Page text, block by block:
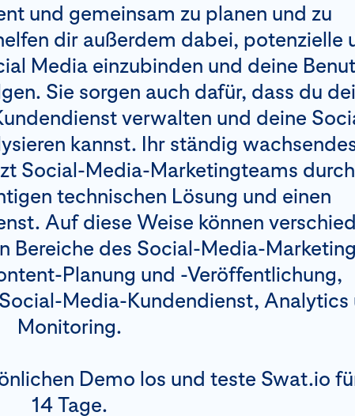
und gemeinsam zu planen und zu
dir außerdem dabei, potenzielle
Media einzubinden und deine
Sie sorgen auch dafür, dass du
verwalten und deine
kannst. Ihr ständig
Social-Media-Marketingteams
technischen Lösung und einen
Auf diese Weise können
Bereiche des Social-Media-
Planung und -Veröffentlichung,
Media-Kundendienst, Analytics
Monitoring.
Demo los und teste Swat.io
14 Tage.